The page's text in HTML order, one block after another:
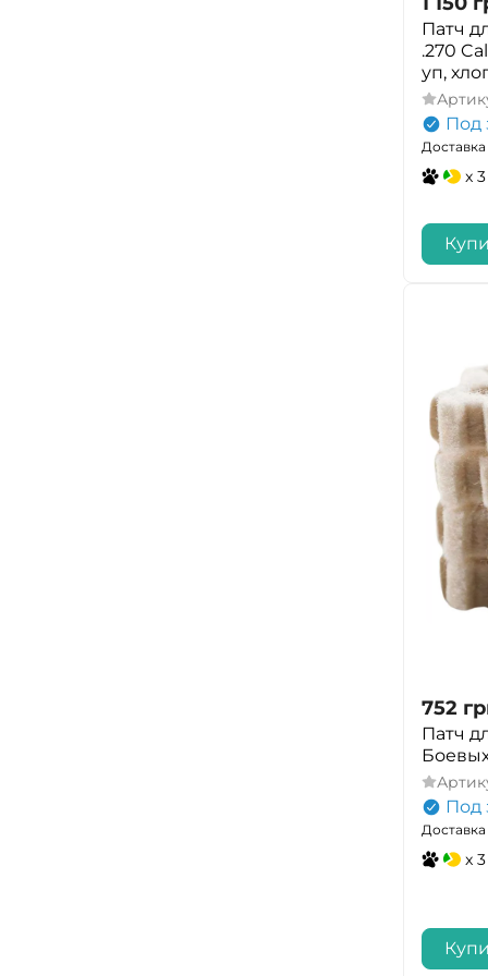
Патч
.270
уп,
Под
Доставка
x
752
Патч
Под
Доставка
x